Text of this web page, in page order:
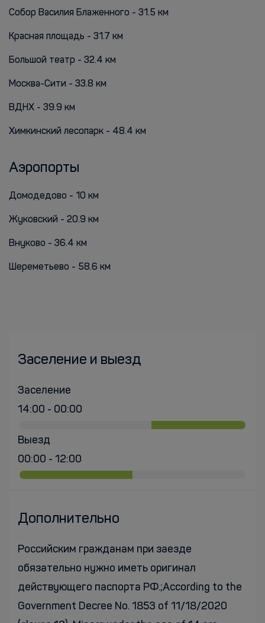
Собор Василия Блаженного - 31.5 км
Красная площадь - 31.7 км
Большой театр - 32.4 км
Москва-Сити - 33.8 км
ВДНХ - 39.9 км
Химкинский лесопарк - 48.4 км
Аэропорты
Домодедово - 10 км
Жуковский - 20.9 км
Внуково - 36.4 км
Шереметьево - 58.6 км
Заселение и выезд
Заселение
14:00 - 00:00
Выезд
00:00 - 12:00
Дополнительно
Российским гражданам при заезде
обязательно нужно иметь оригинал
действующего паспорта РФ.;According to the
Government Decree No. 1853 of 11/18/2020